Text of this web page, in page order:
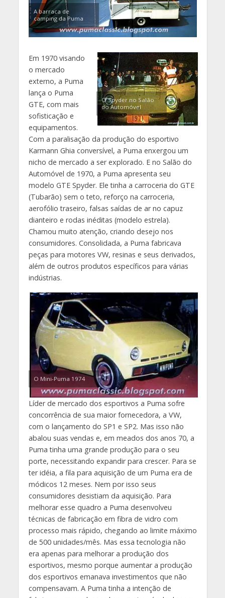
A barraca de
camping da Puma
O Spyder no Salão
do Automóvel
Em 1970 visando
o mercado
externo, a Puma
lança o Puma
GTE, com mais
sofisticação e
equipamentos.
Com a paralisação da produção do esportivo
Karmann Ghia conversível, a Puma enxergou um
nicho de mercado a ser explorado. E no Salão do
Automóvel de 1970, a Puma apresenta seu
modelo GTE Spyder. Ele tinha a carroceria do GTE
(Tubarão) sem o teto, reforço na carroceria,
aerofólio traseiro, falsas saídas de ar no capuz
dianteiro e rodas inéditas (modelo estrela).
Chamou muito atenção, criando desejo nos
consumidores. Consolidada, a Puma fabricava
peças para motores VW, resinas e seus derivados,
além de outros produtos específicos para várias
indústrias.
O Mini-Puma 1974
Líder de mercado dos esportivos a Puma sofre
concorrência de sua maior fornecedora, a VW,
com o lançamento do SP1 e SP2. Mas isso não
abalou suas vendas e, em meados dos anos 70, a
Puma tinha uma grande produção para o seu
porte, necessitando expandir para crescer. Para se
ter idéia, a fila para aquisição de um Puma era de
módicos 12 meses. Nem por isso seus
consumidores desistiam da aquisição. Para
melhorar esse quadro a Puma desenvolveu
técnicas de fabricação em fibra de vidro com
processo mais rápido, chegando ao limite máximo
de 500 unidades/mês. Mas essa tecnologia não
era apenas para melhorar a produção dos
esportivos, mesmo porque aumentar a produção
dos esportivos emanava investimentos que não
compensavam. A Puma tinha a intenção de